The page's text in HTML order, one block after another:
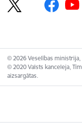
© 2026 Veselības ministrija,
© 2020 Valsts kanceleja,
aizsargātas.